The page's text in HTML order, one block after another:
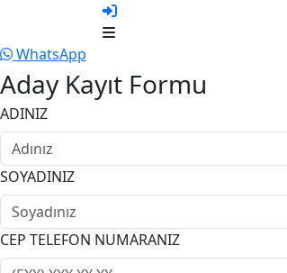
WhatsApp
Aday Kayıt Formu
ADINIZ
SOYADINIZ
CEP TELEFON NUMARANIZ